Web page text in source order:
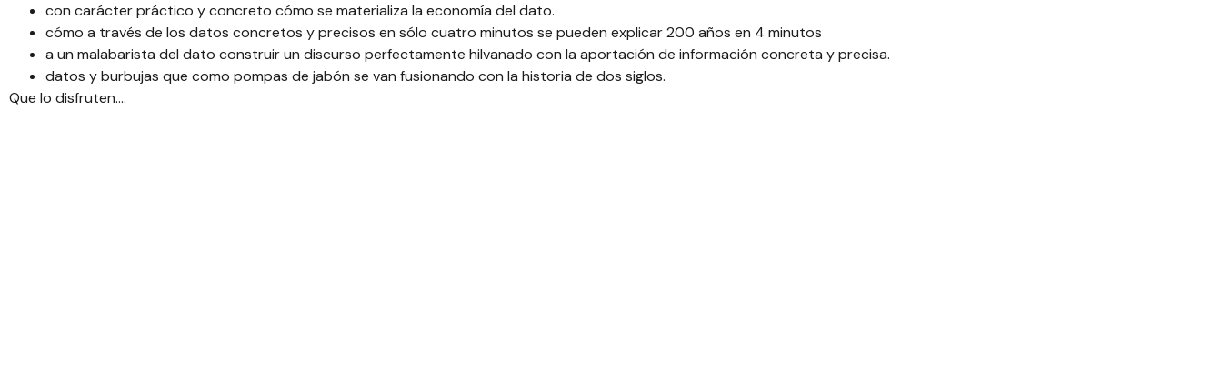
con carácter práctico y concreto cómo se materializa la economía del dato.
cómo a través de los datos concretos y precisos en sólo cuatro minutos se pueden explicar 200 años en 4 minutos
a un malabarista del dato construir un discurso perfectamente hilvanado con la aportación de información concreta y precisa.
datos y burbujas que como pompas de jabón se van fusionando con la historia de dos siglos.
Que lo disfruten….